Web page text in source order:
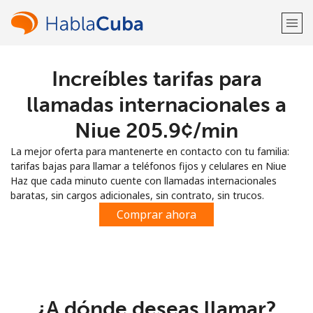
¡Bienvenido!
Regístrate con
Increíbles tarifas para
llamadas internacionales a
Niue ⁦205.9¢⁩/min
La mejor oferta para mantenerte en contacto con tu familia:
tarifas bajas para llamar a teléfonos fijos y celulares en Niue
Haz que cada minuto cuente con llamadas internacionales
baratas, sin cargos adicionales, sin contrato, sin trucos.
Comprar ahora